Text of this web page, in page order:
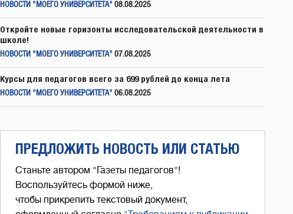
НОВОСТИ "МОЕГО УНИВЕРСИТЕТА" 08.08.2025
Откройте новые горизонты исследовательской деятельности в
школе!
НОВОСТИ "МОЕГО УНИВЕРСИТЕТА" 07.08.2025
Курсы для педагогов всего за 699 рублей до конца лета
НОВОСТИ "МОЕГО УНИВЕРСИТЕТА" 06.08.2025
ПРЕДЛОЖИТЬ НОВОСТЬ ИЛИ СТАТЬЮ
Станьте автором "Газеты педагогов"!
Воспользуйтесь формой ниже,
чтобы прикрепить текстовый документ,